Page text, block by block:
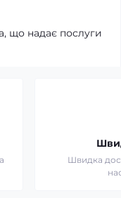
що надає послуги
Швидка